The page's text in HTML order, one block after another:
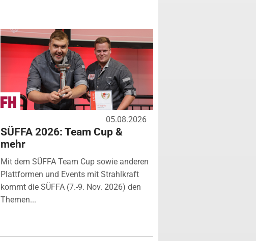
05.08.2026
SÜFFA 2026: Team Cup &
mehr
Mit dem SÜFFA Team Cup sowie anderen
Plattformen und Events mit Strahlkraft
kommt die SÜFFA (7.-9. Nov. 2026) den
Themen...